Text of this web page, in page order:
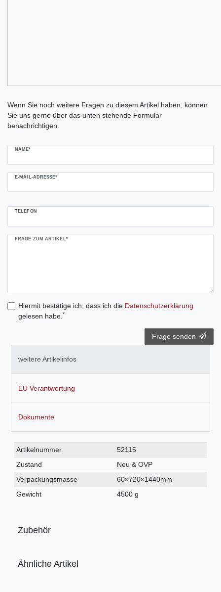
Wenn Sie noch weitere Fragen zu diesem Artikel haben, können
Sie uns gerne über das unten stehende Formular
benachrichtigen.
NAME*
E-MAIL-ADRESSE*
TELEFON
FRAGE ZUM ARTIKEL*
Hiermit bestätige ich, dass ich die Daten­schutz­erklärung
gelesen habe. *
Frage senden
weitere Artikelinfos
EU Verantwortung
Dokumente
Technisches
Merkmal
Wert
Artikelnummer
52115
Zustand
Neu & OVP
Verpackungsmasse
60×720×1440mm
Gewicht
4500 g
Zubehör
Ähnliche Artikel